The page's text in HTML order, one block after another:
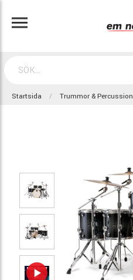
Startsida Trummor & Percussion